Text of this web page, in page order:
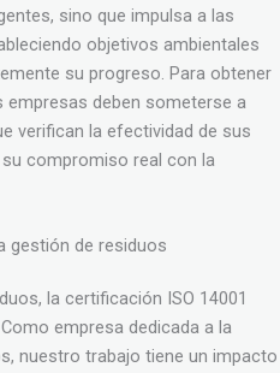
sino que impulsa a las
objetivos ambientales
su progreso. Para obtener
deben someterse a
verifican la efectividad de sus
compromiso real con la
gestión de residuos
la certificación ISO 14001
empresa dedicada a la
nuestro trabajo tiene un impacto